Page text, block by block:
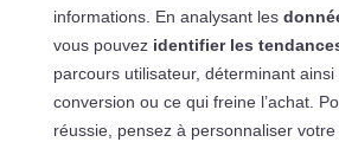
informations. En analysant les
vous pouvez identifier les
parcours utilisateur, déterminant
conversion ou ce qui freine l’achat.
réussie, pensez à personnaliser